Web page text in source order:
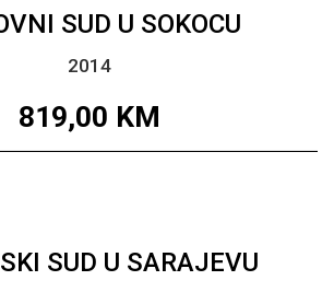
SUD U SOKOCU
2014
819,00 KM
SUD U SARAJEVU